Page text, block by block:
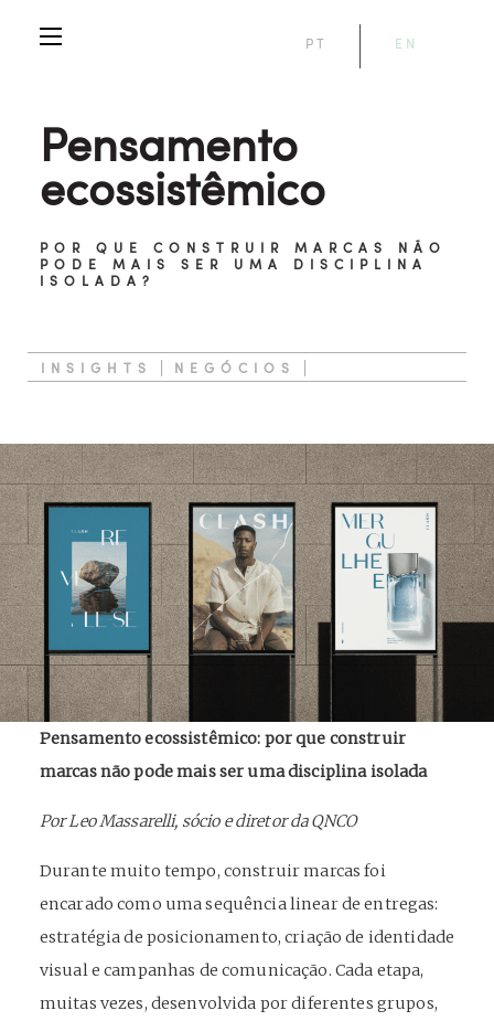
PT EN
Pensamento
ecossistêmico
POR QUE CONSTRUIR MARCAS NÃO
PODE MAIS SER UMA DISCIPLINA
ISOLADA?
INSIGHTS NEGÓCIOS
Pensamento ecossistêmico: por que construir
marcas não pode mais ser uma disciplina isolada
Por Leo Massarelli, sócio e diretor da QNCO
Durante muito tempo, construir marcas foi
encarado como uma sequência linear de entregas:
estratégia de posicionamento, criação de identidade
visual e campanhas de comunicação. Cada etapa,
muitas vezes, desenvolvida por diferentes grupos,